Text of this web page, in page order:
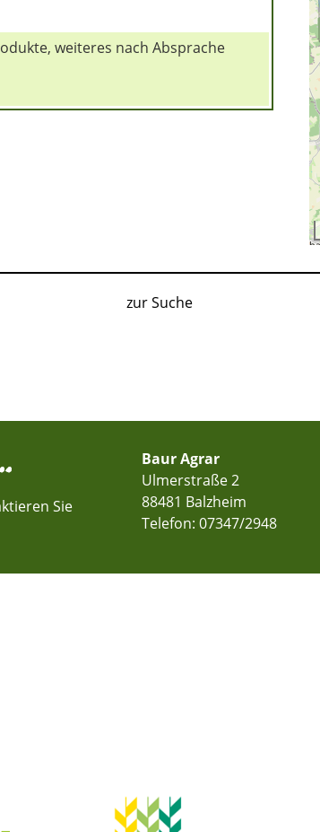
weiteres nach Absprache
zur Suche
Sie
Baur Agrar
Ulmerstraße 2
88481 Balzheim
Telefon: 07347/2948